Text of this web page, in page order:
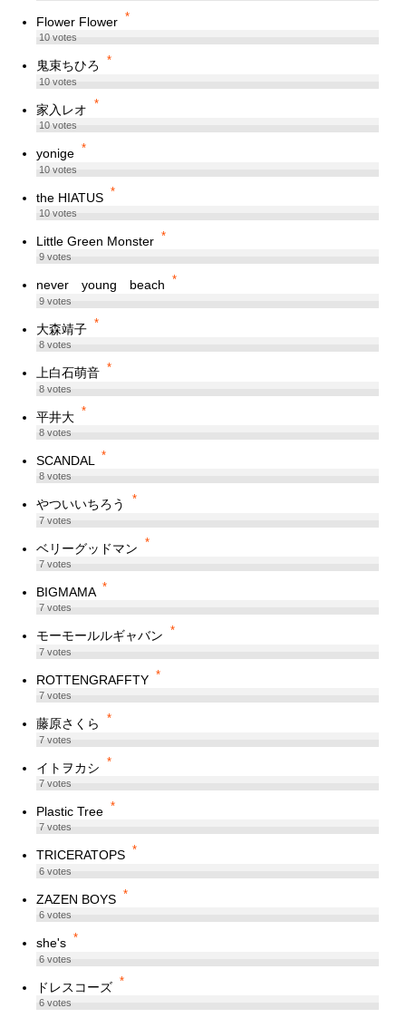
Flower Flower *
10votes
鬼束ちひろ *
10votes
家入レオ *
10votes
yonige *
10votes
the HIATUS *
10votes
Little Green Monster *
9votes
never young beach *
9votes
大森靖子 *
8votes
上白石萌音 *
8votes
平井大 *
8votes
SCANDAL *
8votes
やついいちろう *
7votes
ベリーグッドマン *
7votes
BIGMAMA *
7votes
モーモールルギャバン *
7votes
ROTTENGRAFFTY *
7votes
藤原さくら *
7votes
イトヲカシ *
7votes
Plastic Tree *
7votes
TRICERATOPS *
6votes
ZAZEN BOYS *
6votes
she's *
6votes
ドレスコーズ *
6votes